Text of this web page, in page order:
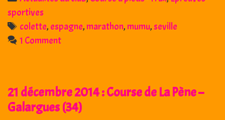
:
Marathon
de
sportives
Tags
colette, espagne,marathon,mumu,seville
1 Comment
21 décembre 2014 : Course de La Pène –
Galargues (34)